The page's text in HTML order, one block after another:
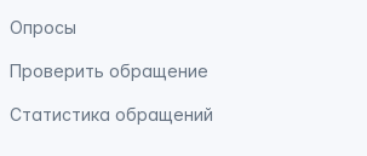
Опросы
Проверить обращение
Статистика обращений